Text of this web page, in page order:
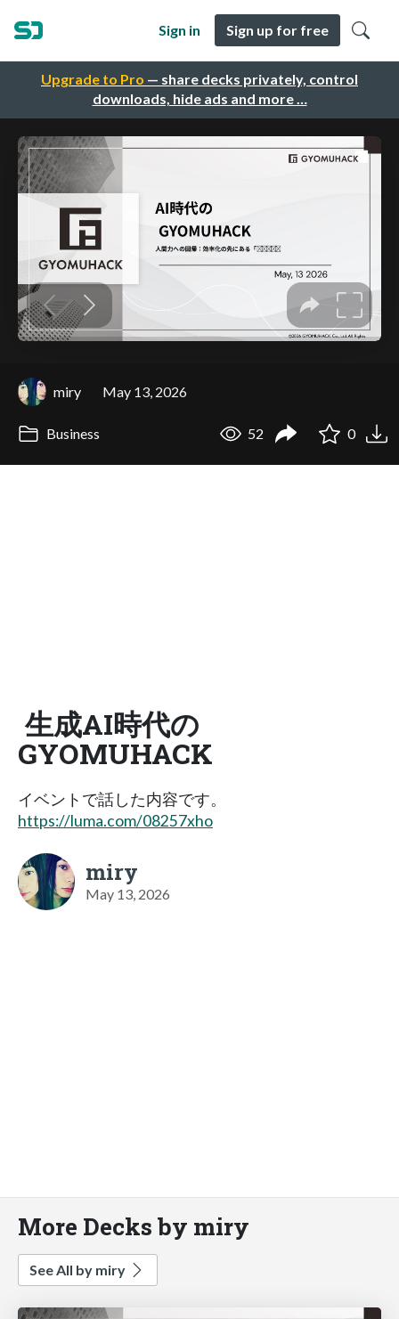
Upgrade to Pro — share decks privately, control
downloads, hide ads and more …
Sign in Sign up for free
miry May 13, 2026
Business 52 0
生成AI時代の
GYOMUHACK
イベントで話した内容です。
https://luma.com/08257xho
miry
May 13, 2026
More Decks by miry
See All by miry